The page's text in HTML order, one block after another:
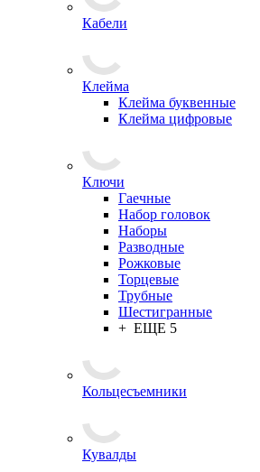
Кабели
Клейма
Клейма буквенные
Клейма цифровые
Ключи
Гаечные
Набор головок
Наборы
Разводные
Рожковые
Торцевые
Трубные
Шестигранные
+ ЕЩЕ 5
Кольцесъемники
Кувалды